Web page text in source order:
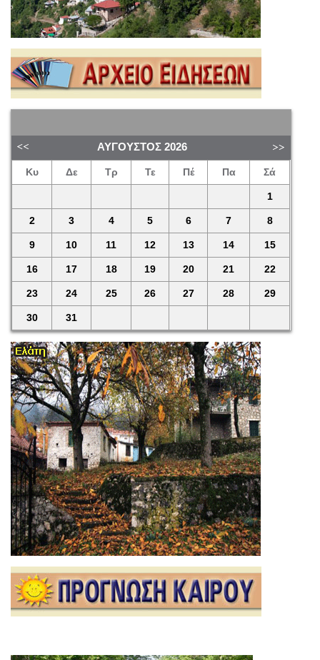
ΑΎΓΟΥΣΤΟΣ 2026
Κυ Δε Τρ Τε Πέ Πα Σά
1
2 3 4 5 6 7 8
9 10 11 12 13 14 15
16 17 18 19 20 21 22
23 24 25 26 27 28 29
30 31